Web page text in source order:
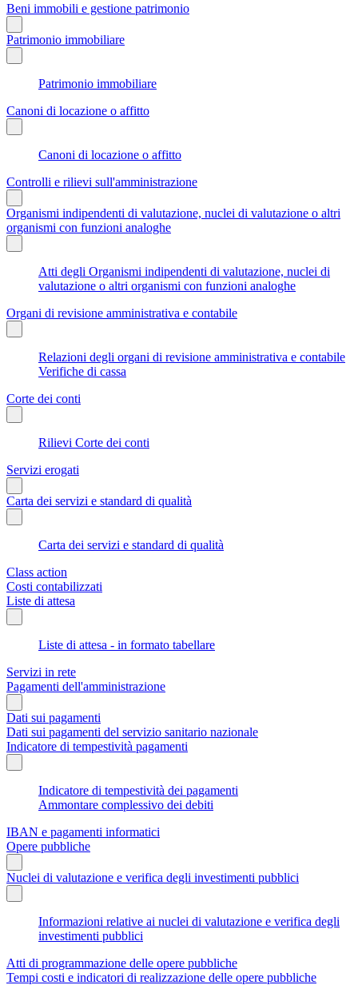
Beni immobili e gestione patrimonio
Patrimonio immobiliare
Patrimonio immobiliare
Canoni di locazione o affitto
Canoni di locazione o affitto
Controlli e rilievi sull'amministrazione
Organismi indipendenti di valutazione, nuclei di valutazione o altri
organismi con funzioni analoghe
Atti degli Organismi indipendenti di valutazione, nuclei di
valutazione o altri organismi con funzioni analoghe
Organi di revisione amministrativa e contabile
Relazioni degli organi di revisione amministrativa e contabile
Verifiche di cassa
Corte dei conti
Rilievi Corte dei conti
Servizi erogati
Carta dei servizi e standard di qualità
Carta dei servizi e standard di qualità
Class action
Costi contabilizzati
Liste di attesa
Liste di attesa - in formato tabellare
Servizi in rete
Pagamenti dell'amministrazione
Dati sui pagamenti
Dati sui pagamenti del servizio sanitario nazionale
Indicatore di tempestività pagamenti
Indicatore di tempestività dei pagamenti
Ammontare complessivo dei debiti
IBAN e pagamenti informatici
Opere pubbliche
Nuclei di valutazione e verifica degli investimenti pubblici
Informazioni relative ai nuclei di valutazione e verifica degli
investimenti pubblici
Atti di programmazione delle opere pubbliche
Tempi costi e indicatori di realizzazione delle opere pubbliche